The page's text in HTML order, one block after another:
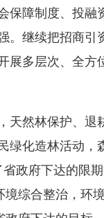
障制度、投融
继续把招商
多层次、全
然林保护、退
化造林活动，
政府下达的限
综合整治，环